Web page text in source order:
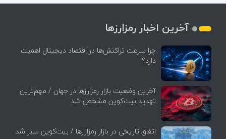
آخرین اخبار رمزارزها
چرا سرعت تراکنش‌ها در اقتصاد دیجیتال اهمیت
دارد؟
آخرین وضعیت بازار رمزارزها در جهان / مهم‌ترین
تهدید بیت‌کوین مشخص شد
اتفاق تاریخی در بازار رمزارزها / بیت‌کوین سبز شد